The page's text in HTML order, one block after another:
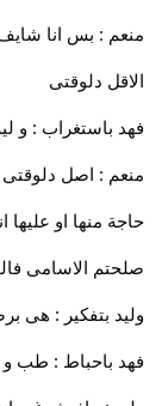
منعم : بس انا
الاقل دلوقتى
فهد باستغراب : و
منعم : اصل دلوقتى
حاجة منها او عليها
صلحتم الاسامى
وليد بتفكير : هى
فهد باحباط : طب